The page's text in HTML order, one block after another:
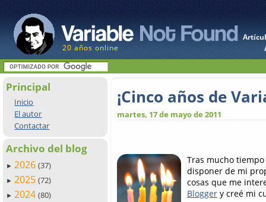
20 años online
Principal
Inicio
El autor
Contactar
Archivo del blog
► 2026 (37)
► 2025 (72)
► 2024 (80)
¡Cinco años de
martes, 17 de mayo de 2011
Tras mucho
disponer de mi
cosas que me
Blogger y creé mi